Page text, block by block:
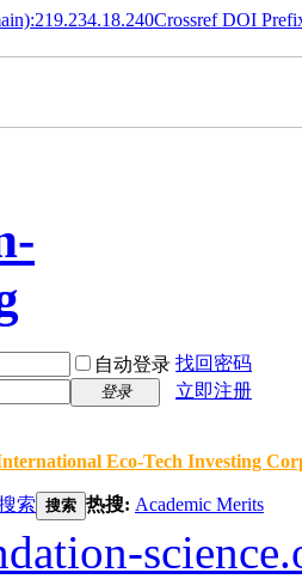
Crossref DOI
自动登录 找回密码
登录
立即注册
Eco-Tech Investing
索 搜索 热搜: Academic Merits